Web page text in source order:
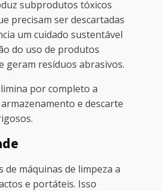
subprodutos tóxicos
precisam ser descartadas
um cuidado sustentável
do uso de produtos
geram resíduos abrasivos.
por completo a
e descarte
de máquinas de limpeza a
e portáteis. Isso